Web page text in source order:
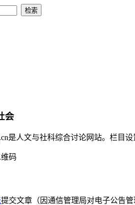
会
是人文与社科综合讨论网站。栏目
提交文章（因通信管理局对电子公告